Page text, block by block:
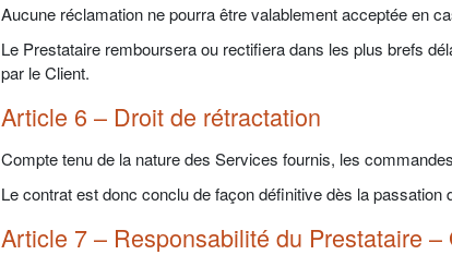
Aucune réclamation ne pourra être valablement acceptée en
Le Prestataire remboursera ou rectifiera dans les plus brefs
par le Client.
Article 6 – Droit de rétractation
Compte tenu de la nature des Services fournis, les
Le contrat est donc conclu de façon définitive dès la
Article 7 – Responsabilité du Prestataire –